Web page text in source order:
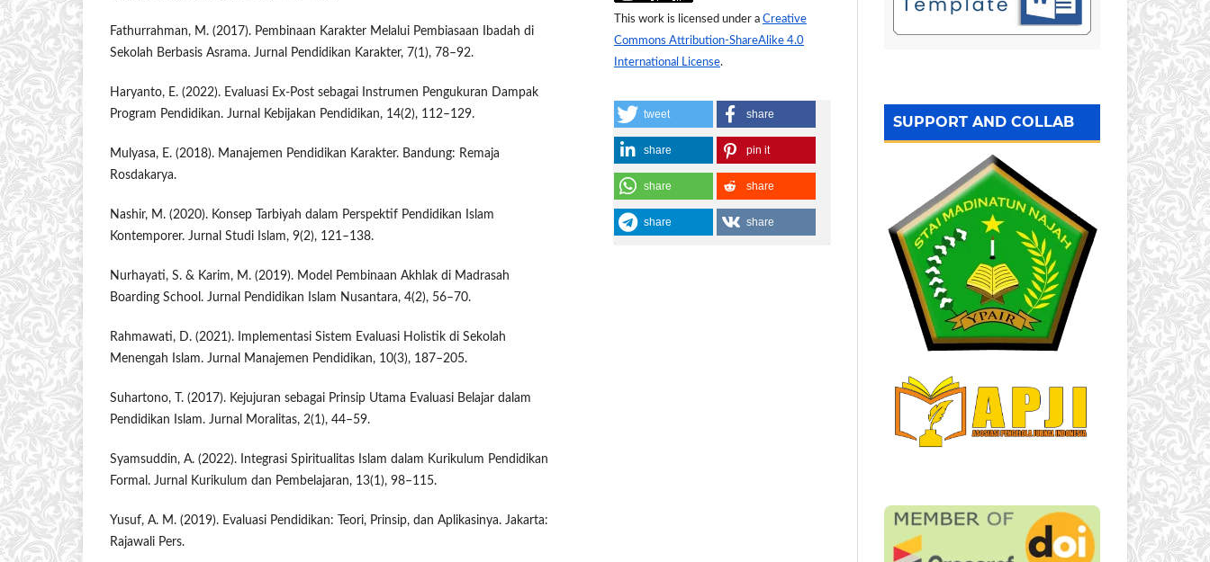
Fathurrahman, M. (2017). Pembinaan Karakter Melalui Pembiasaan Ibadah di
Sekolah Berbasis Asrama. Jurnal Pendidikan Karakter, 7(1), 78–92.
Haryanto, E. (2022). Evaluasi Ex-Post sebagai Instrumen Pengukuran Dampak
Program Pendidikan. Jurnal Kebijakan Pendidikan, 14(2), 112–129.
Mulyasa, E. (2018). Manajemen Pendidikan Karakter. Bandung: Remaja
Rosdakarya.
Nashir, M. (2020). Konsep Tarbiyah dalam Perspektif Pendidikan Islam
Kontemporer. Jurnal Studi Islam, 9(2), 121–138.
Nurhayati, S. & Karim, M. (2019). Model Pembinaan Akhlak di Madrasah
Boarding School. Jurnal Pendidikan Islam Nusantara, 4(2), 56–70.
Rahmawati, D. (2021). Implementasi Sistem Evaluasi Holistik di Sekolah
Menengah Islam. Jurnal Manajemen Pendidikan, 10(3), 187–205.
Suhartono, T. (2017). Kejujuran sebagai Prinsip Utama Evaluasi Belajar dalam
Pendidikan Islam. Jurnal Moralitas, 2(1), 44–59.
Syamsuddin, A. (2022). Integrasi Spiritualitas Islam dalam Kurikulum Pendidikan
Formal. Jurnal Kurikulum dan Pembelajaran, 13(1), 98–115.
Yusuf, A. M. (2019). Evaluasi Pendidikan: Teori, Prinsip, dan Aplikasinya. Jakarta:
Rajawali Pers.
This work is licensed under a Creative
Commons Attribution-ShareAlike 4.0
International License.
tweet share
share pin it
share share
share share
SUPPORT AND COLLAB